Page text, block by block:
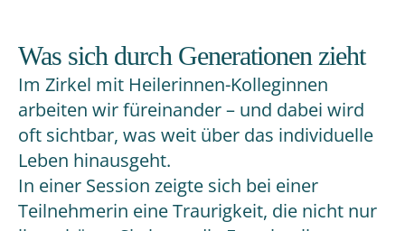
Was sich durch Generationen zieht
Im Zirkel mit Heilerinnen-Kolleginnen
arbeiten wir füreinander – und dabei wird
oft sichtbar, was weit über das individuelle
Leben hinausgeht.
In einer Session zeigte sich bei einer
Teilnehmerin eine Traurigkeit, die nicht nur